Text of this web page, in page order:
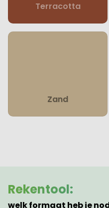
Terracotta
Zand
Rekentool:
welk formaat heb je